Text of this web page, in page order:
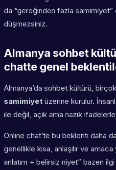
da “gereğinden fazla samimiyet”
düşmezsiniz.
Almanya sohbet
chatte genel
Almanya’da sohbet kültürü,
samimiyet üzerine kurulur.
ile değil, açık ama nazik
Online chat’te bu beklenti daha
genellikle kısa, anlaşılır ve
anlatım + belirsiz niyet” bazen